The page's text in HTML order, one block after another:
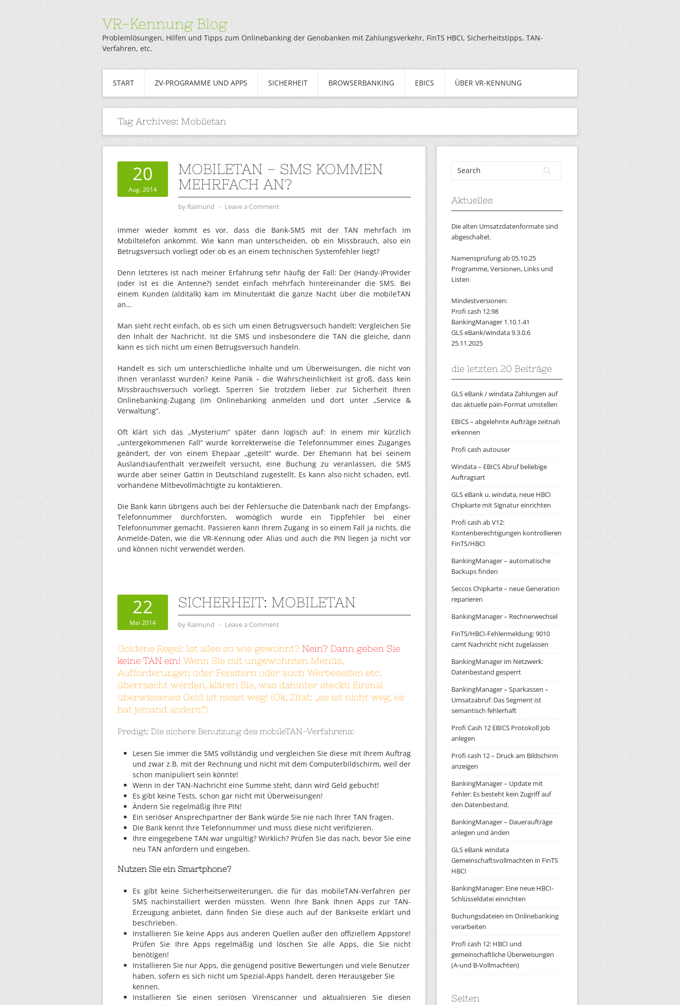
VR-Kennung Blog
Problemlösungen, Hilfen und Tipps zum Onlinebanking der Genobanken mit Zahlungsverkehr, FinTS HBCI, Sicherheitstipps, TAN-
Verfahren, etc.
START ZV-PROGRAMME UND APPS SICHERHEIT BROWSERBANKING EBICS ÜBER VR-KENNUNG
Tag Archives: Mobiletan
20
Aug. 2014
MOBILETAN – SMS KOMMEN
MEHRFACH AN?
by Raimund ⋅ Leave a Comment
Immer wieder kommt es vor, dass die Bank-SMS mit der TAN mehrfach im
Mobiltelefon ankommt. Wie kann man unterscheiden, ob ein Missbrauch, also ein
Betrugsversuch vorliegt oder ob es an einem technischen Systemfehler liegt?
Denn letzteres ist nach meiner Erfahrung sehr häufig der Fall: Der (Handy-)Provider
(oder ist es die Antenne?) sendet einfach mehrfach hintereinander die SMS. Bei
einem Kunden (alditalk) kam im Minutentakt die ganze Nacht über die mobileTAN
an…
Man sieht recht einfach, ob es sich um einen Betrugsversuch handelt: Vergleichen Sie
den Inhalt der Nachricht. Ist die SMS und insbesondere die TAN die gleiche, dann
kann es sich nicht um einen Betrugsversuch handeln.
Handelt es sich um unterschiedliche Inhalte und um Überweisungen, die nicht von
Ihnen veranlasst wurden? Keine Panik – die Wahrscheinlichkeit ist groß, dass kein
Missbrauchsversuch vorliegt. Sperren Sie trotzdem lieber zur Sicherheit Ihren
Onlinebanking-Zugang (im Onlinebanking anmelden und dort unter „Service &
Verwaltung“.
Oft klärt sich das „Mysterium“ später dann logisch auf: In einem mir kürzlich
„untergekommenen Fall“ wurde korrekterweise die Telefonnummer eines Zuganges
geändert, der von einem Ehepaar „geteilt“ wurde. Der Ehemann hat bei seinem
Auslandsaufenthalt verzweifelt versucht, eine Buchung zu veranlassen, die SMS
wurde aber seiner Gattin in Deutschland zugestellt. Es kann also nicht schaden, evtl.
vorhandene Mitbevollmächtigte zu kontaktieren.
Die Bank kann übrigens auch bei der Fehlersuche die Datenbank nach der Empfangs-
Telefonnummer durchforsten, womöglich wurde ein Tippfehler bei einer
Telefonnummer gemacht. Passieren kann Ihrem Zugang in so einem Fall ja nichts, die
Anmelde-Daten, wie die VR-Kennung oder Alias und auch die PIN liegen ja nicht vor
und können nicht verwendet werden.
22
Mai 2014
SICHERHEIT: MOBILETAN
by Raimund ⋅ Leave a Comment
Goldene Regel: Ist alles so wie gewohnt? Nein? Dann geben Sie
keine TAN ein! Wenn Sie mit ungewohnten Menüs,
Aufforderungen oder Fenstern oder auch Werbeseiten etc.
überrascht werden, klären Sie, was dahinter steckt! Einmal
überwiesenes Geld ist meist weg! (Ok, Zitat: „es ist nicht weg, es
hat jemand anders.“)
Predigt: Die sichere Benutzung des mobileTAN-Verfahrens:
Lesen Sie immer die SMS vollständig und vergleichen Sie diese mit Ihrem Auftrag
und zwar z.B. mit der Rechnung und nicht mit dem Computerbildschirm, weil der
schon manipuliert sein könnte!
Wenn in der TAN-Nachricht eine Summe steht, dann wird Geld gebucht!
Es gibt keine Tests, schon gar nicht mit Überweisungen!
Ändern Sie regelmäßig Ihre PIN!
Ein seriöser Ansprechpartner der Bank würde Sie nie nach Ihrer TAN fragen.
Die Bank kennt Ihre Telefonnummer und muss diese nicht verifizieren.
Ihre eingegebene TAN war ungültig? Wirklich? Prüfen Sie das nach, bevor Sie eine
neu TAN anfordern und eingeben.
Nutzen Sie ein Smartphone?
Es gibt keine Sicherheitserweiterungen, die für das mobileTAN-Verfahren per
SMS nachinstalliert werden müssten. Wenn Ihre Bank Ihnen Apps zur TAN-
Erzeugung anbietet, dann finden Sie diese auch auf der Bankseite erklärt und
beschrieben.
Installieren Sie keine Apps aus anderen Quellen außer den offiziellem Appstore!
Prüfen Sie Ihre Apps regelmäßig und löschen Sie alle Apps, die Sie nicht
benötigen!
Installieren Sie nur Apps, die genügend positive Bewertungen und viele Benutzer
haben, sofern es sich nicht um Spezial-Apps handelt, deren Herausgeber Sie
kennen.
Installieren Sie einen seriösen Virenscanner und aktualisieren Sie diesen
Aktuelles
Die alten Umsatzdatenformate sind
abgeschaltet.
Namensprüfung ab 05.10.25
Programme, Versionen, Links und
Listen
Mindestversionen:
Profi cash 12.98
BankingManager 1.10.1.41
GLS eBank/windata 9.3.0.6
25.11.2025
die letzten 20 Beiträge
GLS eBank / windata Zahlungen auf
das aktuelle pain-Format umstellen
EBICS – abgelehnte Aufträge zeitnah
erkennen
Profi cash autouser
Windata – EBICS Abruf beliebige
Auftragsart
GLS eBank u. windata, neue HBCI
Chipkarte mit Signatur einrichten
Profi cash ab V12:
Kontenberechtigungen kontrollieren
FinTS/HBCI
BankingManager – automatische
Backups finden
Seccos Chipkarte – neue Generation
reparieren
BankingManager – Rechnerwechsel
FinTS/HBCI-Fehlermeldung: 9010
camt Nachricht nicht zugelassen
BankingManager im Netzwerk:
Datenbestand gesperrt
BankingManager – Sparkassen –
Umsatzabruf: Das Segment ist
semantisch fehlerhaft
Profi Cash 12 EBICS Protokoll Job
anlegen
Profi cash 12 – Druck am Bildschirm
anzeigen
BankingManager – Update mit
Fehler: Es besteht kein Zugriff auf
den Datenbestand.
BankingManager – Daueraufträge
anlegen und änden
GLS eBank windata
Gemeinschaftsvollmachten in FinTS
HBCI
BankingManager: Eine neue HBCI-
Schlüsseldatei einrichten
Buchungsdateien im Onlinebanking
verarbeiten
Profi cash 12: HBCI und
gemeinschaftliche Überweisungen
(A-und B-Vollmachten)
Seiten